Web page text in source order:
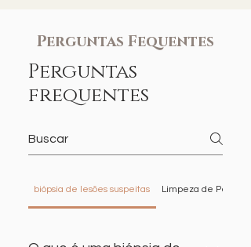
Perguntas Fequentes
Perguntas
frequentes
biópsia de lesões suspeitas Limpeza de Pele